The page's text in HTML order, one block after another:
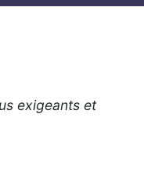
exigeants et